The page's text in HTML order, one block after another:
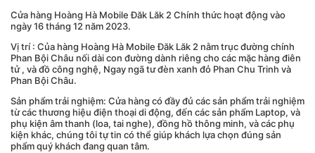
Cửa hàng Hoàng Hà Mobile Đăk Lăk 2 Chính thức hoạt động vào
ngày 16 tháng 12 năm 2023.
Vị trí : Của hàng Hoàng Hà Mobile Đăk Lăk 2 nằm trục đường chính
Phan Bội Châu nối dài con đường dành riêng cho các mặc hàng điên
tử , và đồ công nghệ, Ngay ngã tư đèn xanh đỏ Phan Chu Trinh và
Phan Bội Châu.
Sản phẩm trải nghiệm: Cửa hàng có đầy đủ các sản phẩm trải nghiệm
từ các thương hiệu điện thoại di động, đến các sản phẩm Laptop, và
phụ kiện âm thanh (loa, tai nghe), đồng hồ thông minh, và các phụ
kiện khác, chúng tôi tự tin có thể giúp khách lựa chọn đúng sản
phẩm quý khách đang quan tâm.